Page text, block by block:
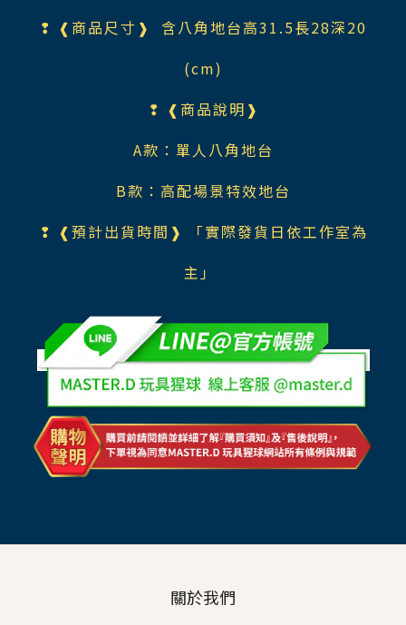
❢ ❰商品尺寸❱ 含八角地台高31.5長28深20
(cm)
❢ ❰商品說明❱
A款：單人八角地台
B款：高配場景特效地台
❢ ❰預計出貨時間❱
「實際發貨日依工作室為
主」
關於我們